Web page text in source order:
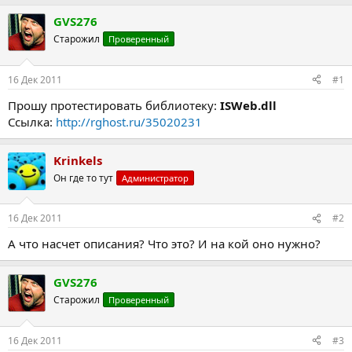
т
о
р
т
м
ы
т
н
а
л
а
GVS276
Старожил Проверенный
16 Дек 2011 #1
Прошу протестировать библиотеку: ISWeb.dll
Ссылка: http://rghost.ru/35020231
Krinkels
Он где то тут Администратор
16 Дек 2011 #2
А что насчет описания? Что это? И на кой оно нужно?
GVS276
Старожил Проверенный
16 Дек 2011 #3